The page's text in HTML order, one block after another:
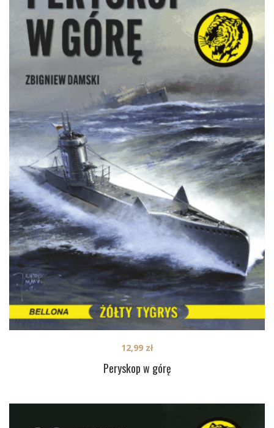
Peryskop w górę
12,99 zł